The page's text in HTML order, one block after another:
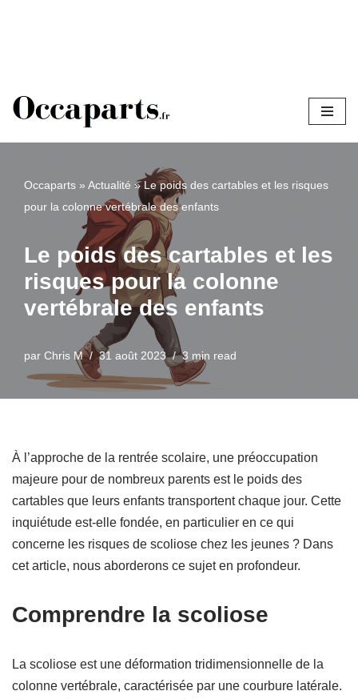
au
Occaparts » Actualité »Le poids des cartables et les risques
pour la colonne vertébrale des enfants
Le poids des cartables et les
risques pour la colonne
vertébrale des enfants
par Chris M 31 août 2023 3 min read
À l’approche de la rentrée scolaire, une préoccupation
majeure pour de nombreux parents est le poids des
cartables que leurs enfants transportent chaque jour. Cette
inquiétude est-elle fondée, en particulier en ce qui
concerne les risques de scoliose chez les jeunes ? Dans
cet article, nous aborderons ce sujet en profondeur.
Comprendre la scoliose
La scoliose est une déformation tridimensionnelle de la
colonne vertébrale, caractérisée par une courbure latérale.